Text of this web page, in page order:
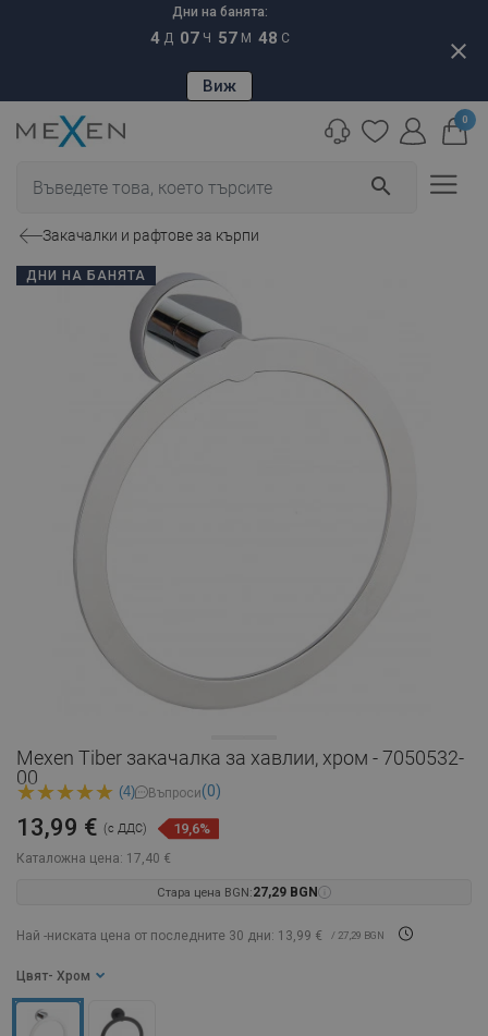
Дни на банята:
4 Д 07 Ч 57 М 47 С
Виж
close
search
0
Закачалки и рафтове за кърпи
ДНИ НА БАНЯТА
Mexen Tiber закачалка за хавлии, хром - 7050532-
00
(4) Въпроси(0)
Каталожна цена: 17,40 €
13,99 € (с ДДС) 19,6%
Стара цена BGN:27,29 BGN
Най -ниската цена от последните 30 дни: 13,99 € / 27,29 BGN
Цвят - Хром